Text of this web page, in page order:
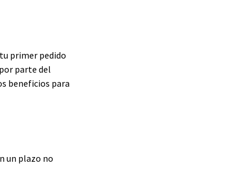
primer pedido
parte del
beneficios para
un plazo no